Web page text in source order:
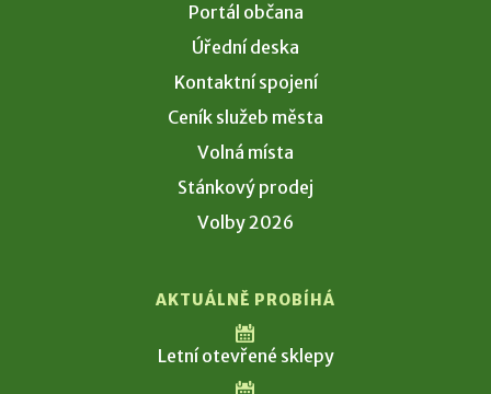
Portál občana
Úřední deska
Kontaktní spojení
Ceník služeb města
Volná místa
Stánkový prodej
Volby 2026
AKTUÁLNĚ PROBÍHÁ
Letní otevřené sklepy